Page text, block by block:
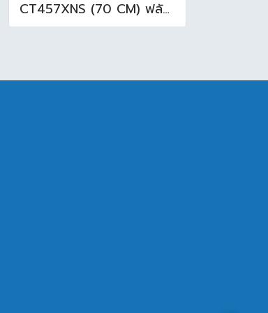
CT457XNS (70 CM) ฟลัชวาล์วโถสุขภัณฑ์มีล็อคในตัว